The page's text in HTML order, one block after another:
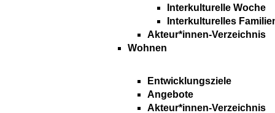
Interkulturelle Woche
Interkulturelles
Akteur*innen-Verzeichnis
Wohnen
Entwicklungsziele
Angebote
Akteur*innen-Verzeichnis